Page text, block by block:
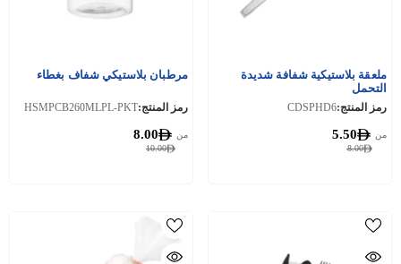
ملعقة بلاستيكية شفافة شديدة
التحمل
رمز المنتج:CDSPHD6
8.00
من 5.50
مرطبان بلاستيكي شفاف بغطاء
رمز المنتج:HSMPCB260MLPL-PKT
10.00
من 8.00